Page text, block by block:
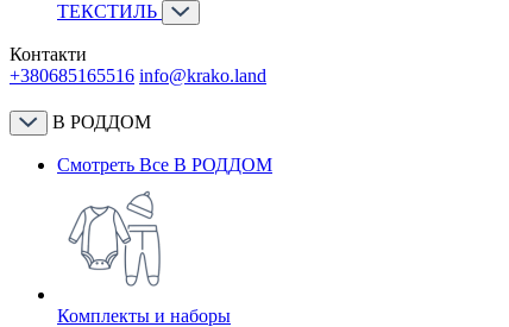
ТЕКСТИЛЬ
Контакти
+380685165516 info@krako.land
В РОДДОМ
Смотреть Все В РОДДОМ
Комплекты и наборы